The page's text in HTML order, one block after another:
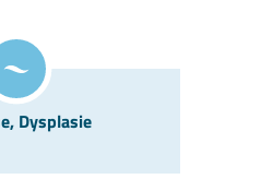
Dysplasie